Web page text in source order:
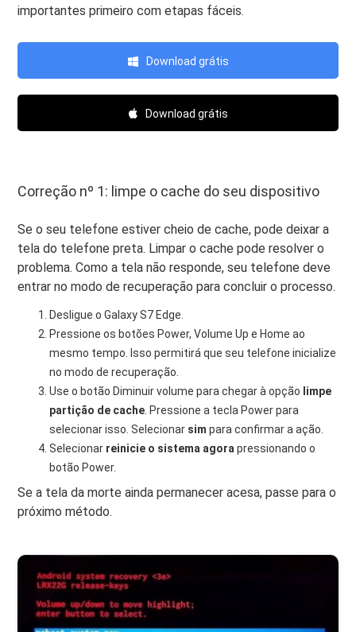
importantes primeiro com etapas fáceis.
Download grátis
Download grátis
Correção nº 1: limpe o cache do seu dispositivo
Se o seu telefone estiver cheio de cache, pode deixar a
tela do telefone preta. Limpar o cache pode resolver o
problema. Como a tela não responde, seu telefone deve
entrar no modo de recuperação para concluir o processo.
Desligue o Galaxy S7 Edge.
Pressione os botões Power, Volume Up e Home ao
mesmo tempo. Isso permitirá que seu telefone inicialize
no modo de recuperação.
Use o botão Diminuir volume para chegar à opção limpe
partição de cache . Pressione a tecla Power para
selecionar isso. Selecionar simpara confirmar a ação.
Selecionar reinicie o sistema agorapressionando o
botão Power.
Se a tela da morte ainda permanecer acesa, passe para o
próximo método.